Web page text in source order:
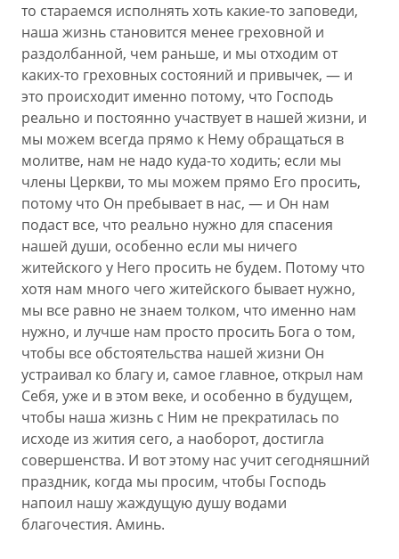
то стараемся исполнять хоть какие-то заповеди,
наша жизнь становится менее греховной и
раздолбанной, чем раньше, и мы отходим от
каких-то греховных состояний и привычек, — и
это происходит именно потому, что Господь
реально и постоянно участвует в нашей жизни, и
мы можем всегда прямо к Нему обращаться в
молитве, нам не надо куда-то ходить; если мы
члены Церкви, то мы можем прямо Его просить,
потому что Он пребывает в нас, — и Он нам
подаст все, что реально нужно для спасения
нашей души, особенно если мы ничего
житейского у Него просить не будем. Потому что
хотя нам много чего житейского бывает нужно,
мы все равно не знаем толком, что именно нам
нужно, и лучше нам просто просить Бога о том,
чтобы все обстоятельства нашей жизни Он
устраивал ко благу и, самое главное, открыл нам
Себя, уже и в этом веке, и особенно в будущем,
чтобы наша жизнь с Ним не прекратилась по
исходе из жития сего, а наоборот, достигла
совершенства. И вот этому нас учит сегодняшний
праздник, когда мы просим, чтобы Господь
напоил нашу жаждущую душу водами
благочестия. Аминь.